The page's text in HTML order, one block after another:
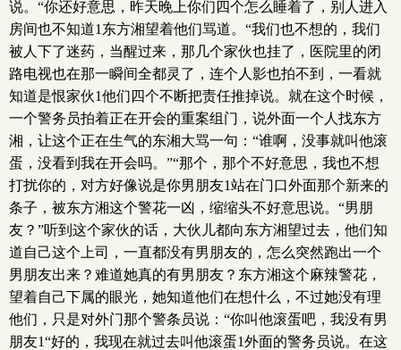
说。“你还好意思，昨天晚上你们四个怎么睡着了，别人进入
房间也不知道1东方湘望着他们骂道。“我们也不想的，我们
被人下了迷药，当醒过来，那几个家伙也挂了，医院里的闭
路电视也在那一瞬间全都灵了，连个人影也拍不到，一看就
知道是恨家伙1他们四个不断把责任推掉说。就在这个时候，
一个警务员拍着正在开会的重案组门，说外面一个人找东方
湘，让这个正在生气的东湘大骂一句：“谁啊，没事就叫他滚
蛋，没看到我在开会吗。”“那个，那个不好意思，我也不想
打扰你的，对方好像说是你男朋友1站在门口外面那个新来的
条子，被东方湘这个警花一凶，缩缩头不好意思说。“男朋
友？”听到这个家伙的话，大伙儿都向东方湘望过去，他们知
道自己这个上司，一直都没有男朋友的，怎么突然跑出一个
男朋友出来？难道她真的有男朋友？东方湘这个麻辣警花，
望着自己下属的眼光，她知道他们在想什么，不过她没有理
他们，只是对外门那个警条员说：“你叫他滚蛋吧，我没有男
朋友1“好的，我现在就过去叫他滚蛋1外面的警务员说。在这